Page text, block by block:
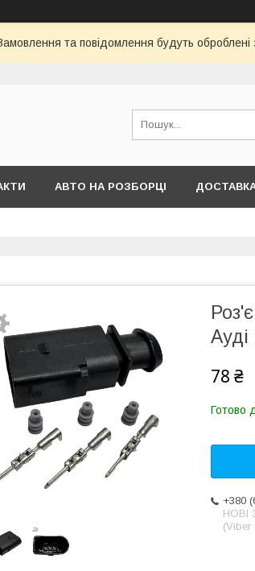
та повідомлення будуть
АВТО НА РОЗБОРЦІ
78 ₴
Готово
+380
НОВІ
(Viber